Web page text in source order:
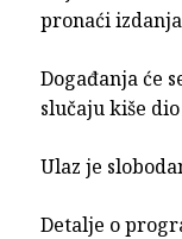
pronaći
Događanja će
slučaju kiše
Ulaz je
Detalje o